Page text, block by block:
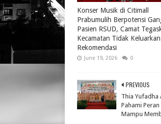
Konser Musik di Citimall
Prabumulih Berpotensi
Pasien RSUD, Camat
Kecamatan Tidak Keluarkan
Rekomendasi
June 19, 2026 0
PREVIOUS
Thia Yufadha
Pahami
Mampu